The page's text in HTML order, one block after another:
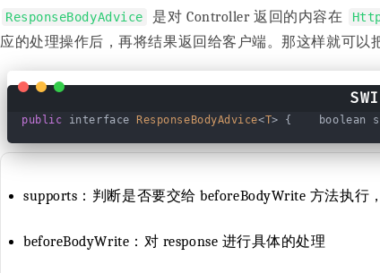
ResponseBodyAdvice 是对 Controller 返回的内容在
应的处理操作后，再将结果返回给客户端。那这样就可以
public interface ResponseBodyAdvice<T> {    boolean
supports：判断是否要交给 beforeBodyWrite 方法执行
beforeBodyWrite：对 response 进行具体的处理